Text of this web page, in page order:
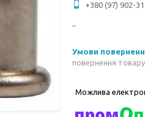
+380 (97) 902-
повернення